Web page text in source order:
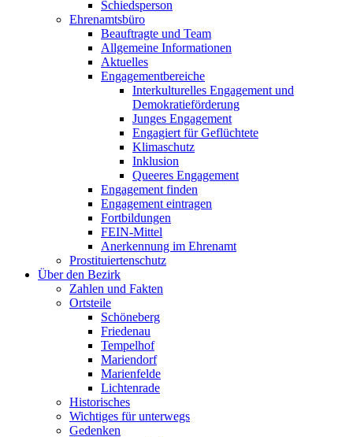
Schieds­person
Ehrenamts­büro
Beauftragte und Team
Allgemeine Informationen
Aktuelles
Engagement­bereiche
Interkulturelles Engagement und
Demokratie­förderung
Junges Engagement
Engagiert für Geflüchtete
Klimaschutz
Inklusion
Queeres Engagement
Engagement finden
Engagement eintragen
Fortbildungen
FEIN-Mittel
Anerkennung im Ehrenamt
Prostituierten­schutz
Über den Bezirk
Zahlen und Fakten
Ortsteile
Schöne­berg
Friedenau
Tempelhof
Marien­dorf
Marien­felde
Lichtenrade
Historisches
Wichtiges für unterwegs
Gedenken